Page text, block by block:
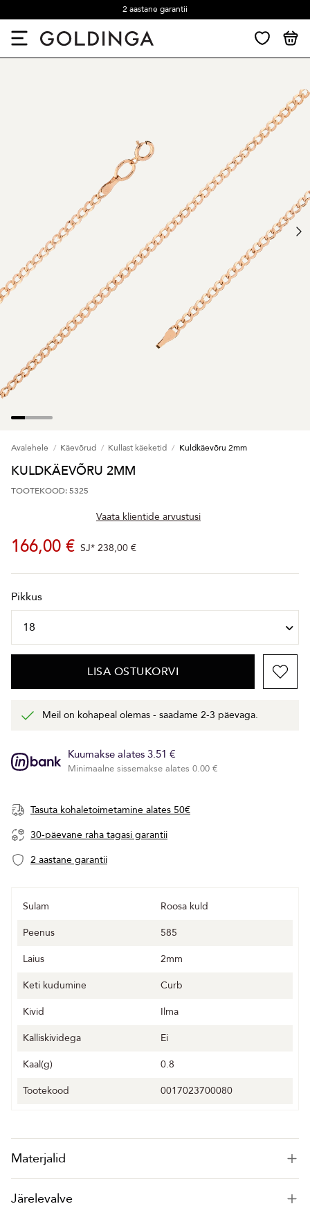
2 aastane garantii
Avalehele Käevõrud Kullast käeketid Kuldkäevõru 2mm
KULDKÄEVÕRU 2MM
TOOTEKOOD: 5325
Vaata klientide arvustusi
166,00 € SJ* 238,00 €
Pikkus
LISA OSTUKORVI
Meil on kohapeal olemas - saadame 2-3 päevaga.
Kuumakse alates 3.51 €
Minimaalne sissemakse alates 0.00 €
Tasuta kohaletoimetamine alates 50€
30-päevane raha tagasi garantii
2 aastane garantii
Sulam
Roosa kuld
Peenus
585
Laius
2mm
Keti kudumine
Curb
Kivid
Ilma
Kalliskividega
Ei
Kaal(g)
0.8
Tootekood
0017023700080
Materjalid
Järelevalve